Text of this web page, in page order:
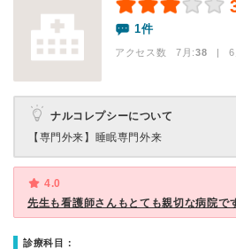
1件
アクセス数 7月:38 | 6
ナルコレプシーについて
【専門外来】 睡眠専門外来
4.0
先生も看護師さんもとても親切な病院で
診療科目：